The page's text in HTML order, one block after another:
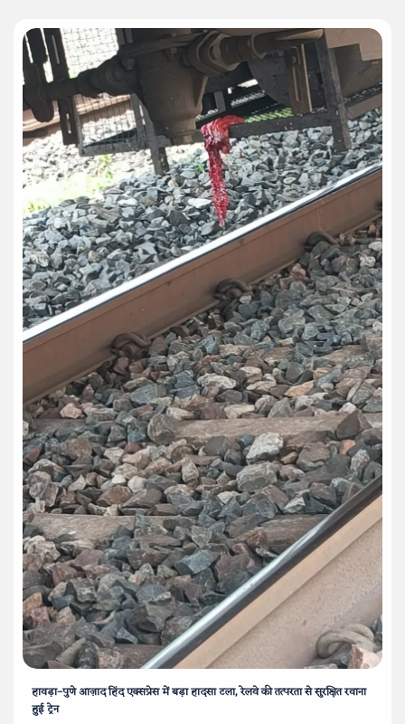
हावड़ा–पुणे आज़ाद हिंद एक्सप्रेस में बड़ा हादसा टला, रेलवे की तत्परता से सुरक्षित रवाना
हुई ट्रेन